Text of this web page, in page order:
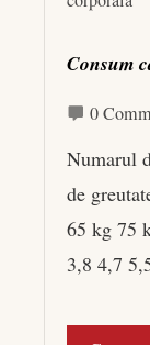
Consum
0
Numarul
de
65 kg 75
3,8 4,7